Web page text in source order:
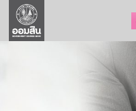
ลูกค้าธุรกิจ
ลูกค้าผู้ประกอบรายย่อย